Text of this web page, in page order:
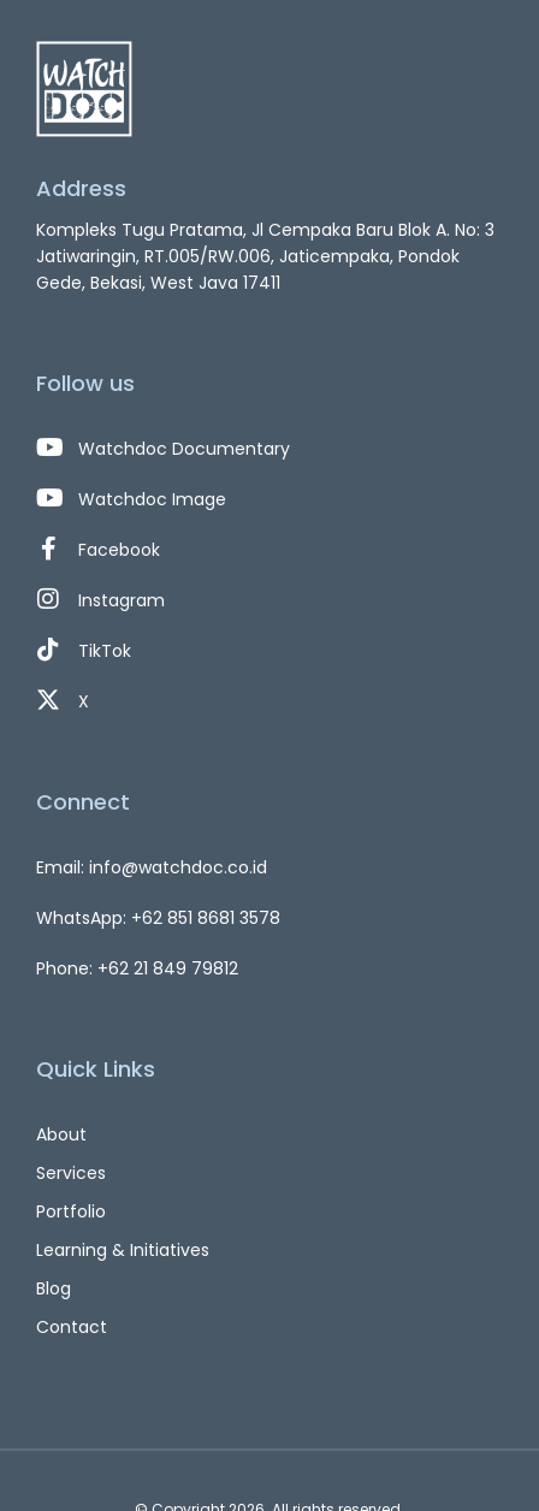
Address
Kompleks Tugu Pratama, Jl Cempaka Baru Blok A. No: 3
Jatiwaringin, RT.005/RW.006, Jaticempaka, Pondok
Gede, Bekasi, West Java 17411
Follow us
Watchdoc Documentary
Watchdoc Image
Facebook
Instagram
TikTok
X
Connect
Email: info@watchdoc.co.id
WhatsApp: +62 851 8681 3578
Phone: +62 21 849 79812
Quick Links
About
Services
Portfolio
Learning & Initiatives
Blog
Contact